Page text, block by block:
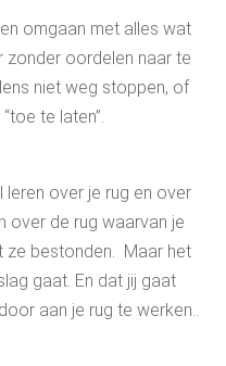
omgaan met alles wat
zonder oordelen naar te
niet weg stoppen, of
te laten”.
leren over je rug en over
over de rug waarvan je
ze bestonden. Maar het
gaat. En dat jij gaat
aan je rug te werken..